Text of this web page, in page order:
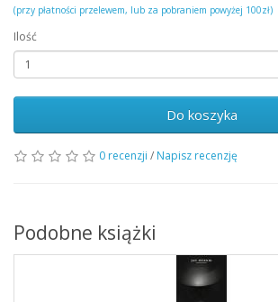
(przy płatności przelewem, lub za pobraniem powyżej 100zł)
Ilość
Do koszyka
0 recenzji / Napisz recenzję
Podobne książki